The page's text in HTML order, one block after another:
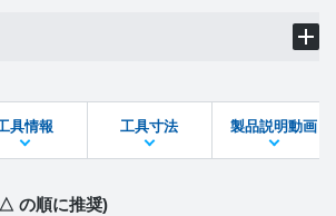
DXFファイル
具情報 工具寸法 製品説明動画
の順に推奨)